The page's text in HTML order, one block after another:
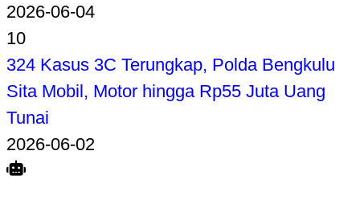
2026-06-04
10
324 Kasus 3C Terungkap, Polda Bengkulu
Sita Mobil, Motor hingga Rp55 Juta Uang
Tunai
2026-06-02